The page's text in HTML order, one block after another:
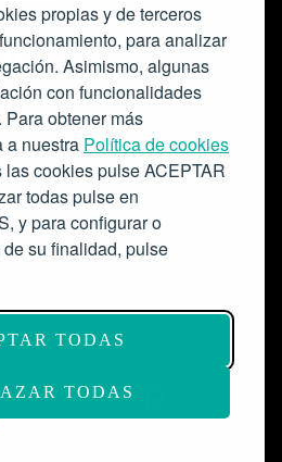
propias y de terceros
para analizar
Asimismo, algunas
con funcionalidades
obtener más
a nuestra Política de cookies
las cookies pulse ACEPTAR
todas pulse en
y para configurar o
su finalidad, pulse
TODAS
TODAS
y digitalización del
como espacio escénico-musical.